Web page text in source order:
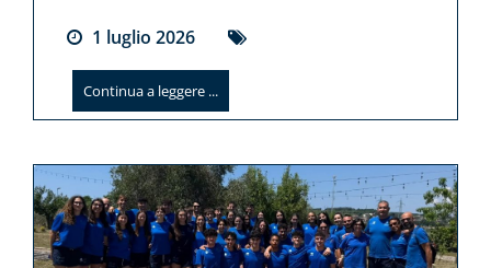
1 luglio 2026
Continua a leggere ...